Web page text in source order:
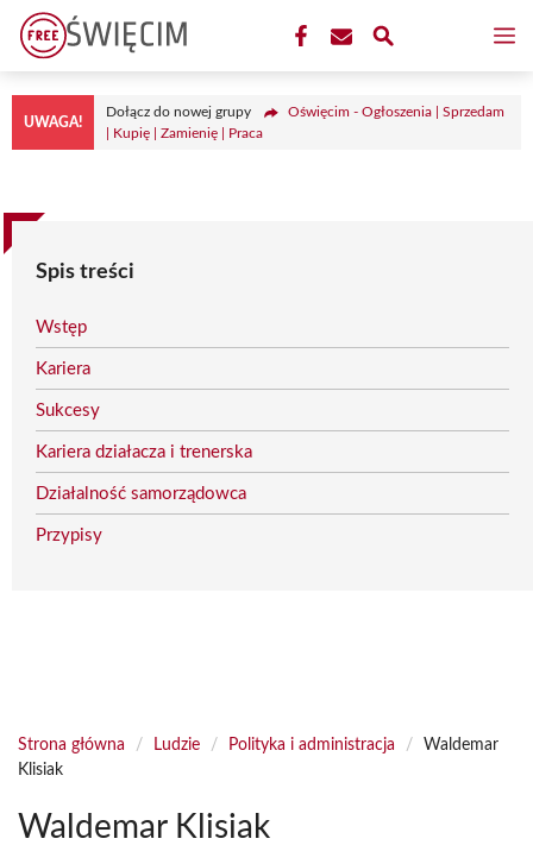
Przejdź
treści
UWAGA!
Dołącz do nowej grupy
Oświęcim - Ogłoszenia | Sprzedam
| Kupię | Zamienię | Praca
Spis treści
Wstęp
Kariera
Sukcesy
Kariera działacza i trenerska
Działalność samorządowca
Przypisy
Strona główna / Ludzie / Polityka i administracja /
Waldemar
Klisiak
Waldemar Klisiak